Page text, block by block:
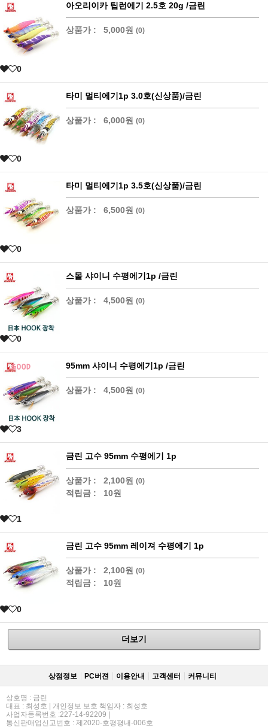
아오리이카 팁런에기 2.5호 20g /금린
상품가 : 5,000원 (0)
0
타미 멀티에기1p 3.0호(신상품)/금린
상품가 : 6,000원 (0)
0
타미 멀티에기1p 3.5호(신상품)/금린
상품가 : 6,500원 (0)
0
스몰 샤이니 수평에기1p /금린
상품가 : 4,500원 (0)
0
95mm 샤이니 수평에기1p /금린
상품가 : 4,500원 (0)
3
금린 고수 95mm 수평에기 1p
상품가 : 2,100원 (0)
적립금 : 10원
1
금린 고수 95mm 레이져 수평에기 1p
상품가 : 2,100원 (0)
적립금 : 10원
0
더보기
상점정보 PC버젼 이용안내 고객센터 커뮤니티
상호명 : 금린
대표 : 최성호 | 개인정보 보호 책임자 : 최성호
사업자등록번호 :227-14-92209 |
통신판매업신고번호 : 제2020-호평평내-006호